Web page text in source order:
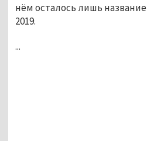
нём осталось лишь
2019.
...